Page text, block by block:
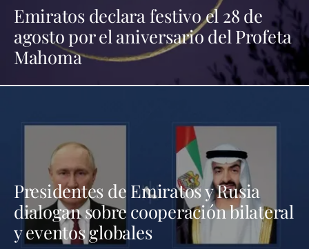
Emiratos declara festivo el 28 de
agosto por el aniversario del Profeta
Mahoma
Presidentes de Emiratos y Rusia
dialogan sobre cooperación bilateral
y eventos globales